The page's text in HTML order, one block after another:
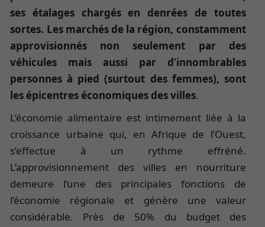
ses étalages chargés en denrées de toutes
sortes. Les marchés de la région, constamment
approvisionnés non seulement par des
véhicules mais aussi par d’innombrables
personnes à pied (surtout des femmes), sont
les épicentres économiques des villes.
L’économie alimentaire est intimement liée à la
croissance urbaine qui, en Afrique de l’Ouest,
s’effectue à un rythme effréné.
L’approvisionnement des villes en nourriture
demeure l’une des principales fonctions de
l’économie régionale et génère une valeur
considérable. Près de 50% du budget des